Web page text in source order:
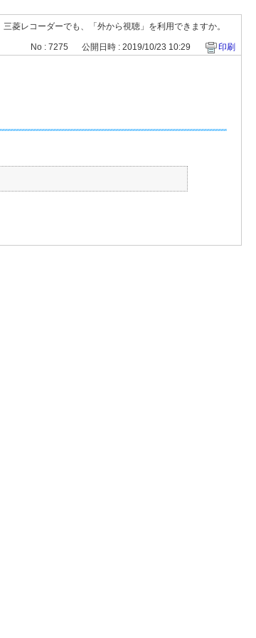
菱レコーダーでも、「外から視聴」を利用できますか。
No : 7275 公開日時 : 2019/10/23 10:29 印刷